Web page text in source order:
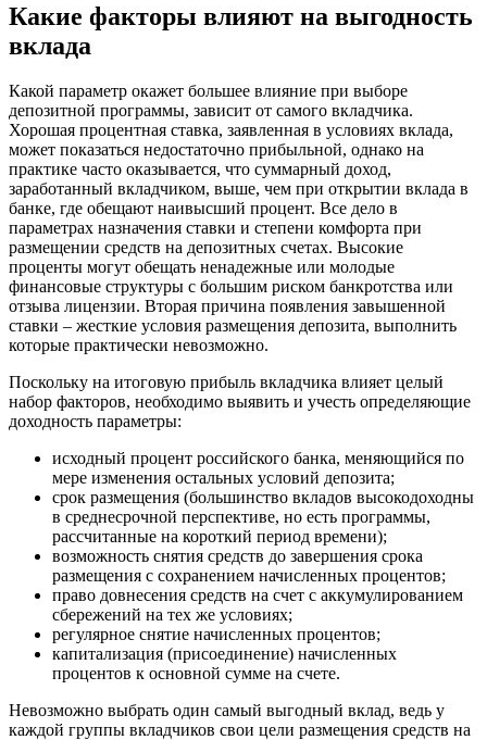
Какие факторы влияют на выгодность
вклада
Какой параметр окажет большее влияние при выборе
депозитной программы, зависит от самого вкладчика.
Хорошая процентная ставка, заявленная в условиях вклада,
может показаться недостаточно прибыльной, однако на
практике часто оказывается, что суммарный доход,
заработанный вкладчиком, выше, чем при открытии вклада в
банке, где обещают наивысший процент. Все дело в
параметрах назначения ставки и степени комфорта при
размещении средств на депозитных счетах. Высокие
проценты могут обещать ненадежные или молодые
финансовые структуры с большим риском банкротства или
отзыва лицензии. Вторая причина появления завышенной
ставки – жесткие условия размещения депозита, выполнить
которые практически невозможно.
Поскольку на итоговую прибыль вкладчика влияет целый
набор факторов, необходимо выявить и учесть определяющие
доходность параметры:
исходный процент российского банка, меняющийся по
мере изменения остальных условий депозита;
срок размещения (большинство вкладов высокодоходны
в среднесрочной перспективе, но есть программы,
рассчитанные на короткий период времени);
возможность снятия средств до завершения срока
размещения с сохранением начисленных процентов;
право довнесения средств на счет с аккумулированием
сбережений на тех же условиях;
регулярное снятие начисленных процентов;
капитализация (присоединение) начисленных
процентов к основной сумме на счете.
Невозможно выбрать один самый выгодный вклад, ведь у
каждой группы вкладчиков свои цели размещения средств на